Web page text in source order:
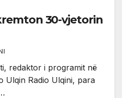
30-vjetorin
redaktor i programit në
Ulqin Radio Ulqini, para